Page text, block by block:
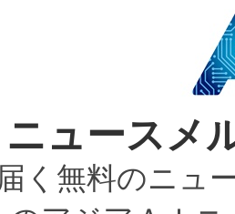
のバイオ
品について、自
能性もあります
4億ドルかか
者（CEO）であ
軽減という課題
速にし、ピーク
用可能な電力容
貢献します。こ
契約（SLA）違
を切り替えるこ
などの細かな対
ポットにより、
豊かなディテー
範囲を検出
ニュース
く無料のニュ